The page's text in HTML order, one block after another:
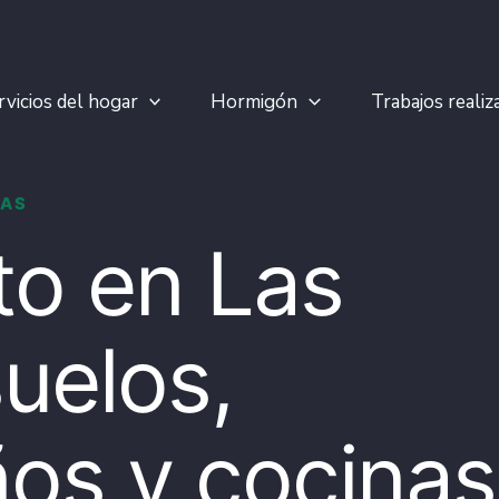
del hogar Hormigón Trabajos
en Las
y cocinas